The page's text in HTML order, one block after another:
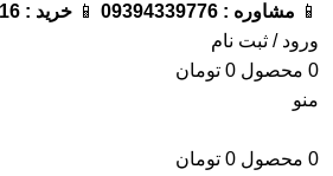
📱 مشاوره : 09394339776
📱 خرید :
ورود / ثبت نام
0 محصول 0 تومان
منو
0 محصول 0 تومان